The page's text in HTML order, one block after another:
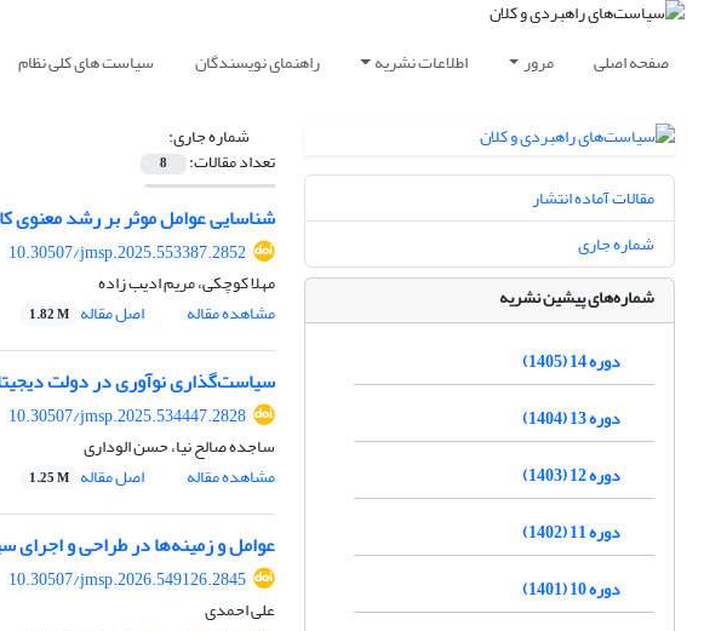
صفحه اصلی مرور اطلاعات نشریه راهنمای نویسندگان سیاست های کلی نظام
شماره جاری:
تعداد مقالات: 8
شناسایی عوامل موثر بر رشد معنوی
10.30507/jmsp.2025.553387.2852
مهلا کوچکی، مریم ادیب زاده
مشاهده مقاله
اصل مقاله 1.82 M
سیاست‌گذاری نوآوری در دولت
10.30507/jmsp.2025.534447.2828
ساجده صالح نیا، حسن الوداری
مشاهده مقاله
اصل مقاله 1.25 M
عوامل و زمینه‌ها در طراحی و
10.30507/jmsp.2026.549126.2845
علی احمدی
مقالات آماده انتشار
شماره جاری
شماره‌های پیشین نشریه
دوره 14 (1405)
دوره 13 (1404)
دوره 12 (1403)
دوره 11 (1402)
دوره 10 (1401)